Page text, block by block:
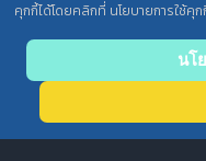
คุกกี้ได้โดยคลิกที่ นโยบายการใช้คุ
นโ
ประกาศความเป็นส่วนตัว